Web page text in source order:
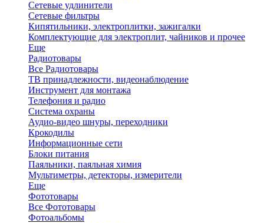
Сетевые удлинители
Сетевые фильтры
Кипятильники, электроплитки, зажигалки
Комплектующие для электроплит, чайников и прочее
Еще
Радиотовары
Все Радиотовары
ТВ принадлежности, видеонаблюдение
Инструмент для монтажа
Телефония и радио
Система охраны
Аудио-видео шнуры, переходники
Крокодилы
Информационные сети
Блоки питания
Паяльники, паяльная химия
Мультиметры, детекторы, измерители
Еще
Фототовары
Все Фототовары
Фотоальбомы